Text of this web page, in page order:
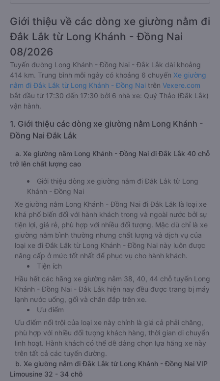
Giới thiệu về các dòng xe giường nằm đi
Đắk Lắk từ Long Khánh - Đồng Nai
08/2026
Tuyến đường Long Khánh - Đồng Nai - Đắk Lắk dài khoảng
414 km. Trung bình mỗi ngày có khoảng 6 chuyến Xe giường
nằm đi Đắk Lắk từ Long Khánh - Đồng Nai trên Vexere.com
bắt đầu từ 17:30 đến 17:30 bởi 6 nhà xe: Quý Thảo (Đắk Lắk)
vận hành.
1. Giới thiệu các dòng xe giường nằm Long Khánh -
Đồng Nai Đắk Lắk
a. Xe giường nằm Long Khánh - Đồng Nai đi Đắk Lắk 40 chỗ
trở lên chất lượng cao
Giới thiệu dòng xe giường nằm đi Đắk Lắk từ Long
Khánh - Đồng Nai
Xe giường nằm Long Khánh - Đồng Nai đi Đắk Lắk là loại xe
khá phổ biến đối với hành khách trong và ngoài nước bởi sự
tiện lợi, giá rẻ, phù hợp với nhiều đối tượng. Mặc dù chỉ là xe
giường nằm bình thường nhưng chất lượng và dịch vụ của
loại xe đi Đắk Lắk từ Long Khánh - Đồng Nai này luôn được
nâng cấp ở mức tốt nhất để phục vụ cho hành khách.
Tiện ích
Hầu hết các hãng xe giường nằm 38, 40, 44 chỗ tuyến Long
Khánh - Đồng Nai - Đắk Lắk hiện nay đều được trang bị máy
lạnh nước uống, gối và chăn đắp trên xe.
Ưu điểm
Ưu điểm nổi trội của loại xe này chính là giá cả phải chăng,
phù hợp với nhiều đối tượng khách hàng, thời gian di chuyển
linh hoạt. Hành khách có thể dễ dàng chọn lựa hãng xe này
trên tất cả các tuyến đường.
b. Xe giường nằm đi Đắk Lắk từ Long Khánh - Đồng Nai VIP
Limousine 32 - 34 chỗ